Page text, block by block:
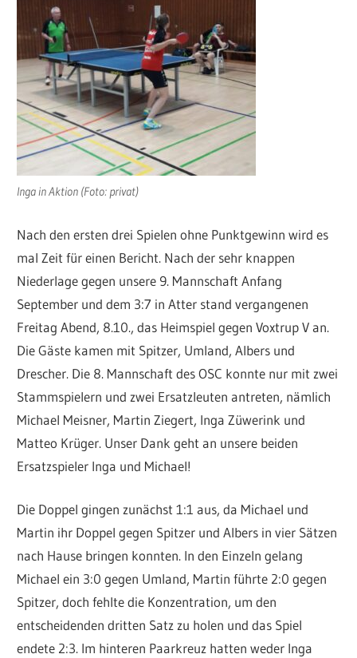
Inga in Aktion (Foto: privat)
Nach den ersten drei Spielen ohne Punktgewinn wird es
mal Zeit für einen Bericht. Nach der sehr knappen
Niederlage gegen unsere 9. Mannschaft Anfang
September und dem 3:7 in Atter stand vergangenen
Freitag Abend, 8.10., das Heimspiel gegen Voxtrup V an.
Die Gäste kamen mit Spitzer, Umland, Albers und
Drescher. Die 8. Mannschaft des OSC konnte nur mit zwei
Stammspielern und zwei Ersatzleuten antreten, nämlich
Michael Meisner, Martin Ziegert, Inga Züwerink und
Matteo Krüger. Unser Dank geht an unsere beiden
Ersatzspieler Inga und Michael!
Die Doppel gingen zunächst 1:1 aus, da Michael und
Martin ihr Doppel gegen Spitzer und Albers in vier Sätzen
nach Hause bringen konnten. In den Einzeln gelang
Michael ein 3:0 gegen Umland, Martin führte 2:0 gegen
Spitzer, doch fehlte die Konzentration, um den
entscheidenden dritten Satz zu holen und das Spiel
endete 2:3. Im hinteren Paarkreuz hatten weder Inga